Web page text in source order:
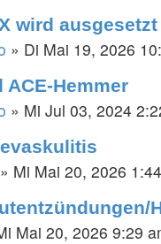
wird ausgesetzt
» Di Mai 19, 2026
ACE-Hemmer
» Mi Jul 03, 2024
» Mi Mai 20, 2026
Mai 20, 2026 9:29